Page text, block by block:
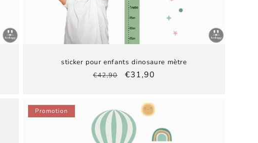
sticker pour enfants dinosaure mètre
Prix
€42,90
Prix
€31,90
Promotion